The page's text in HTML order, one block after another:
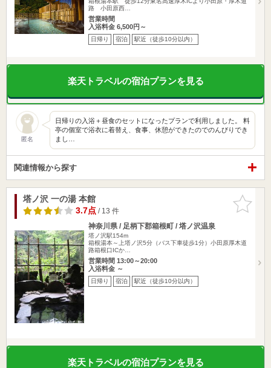
路 小田原西…
営業時間
入浴料金 6,500円～
日帰り 宿泊 駅近（徒歩10分以内）
楽天トラベルの宿泊プランを見る
匿名
日帰りの入浴＋昼食のセットになったプランで利用しました。 料
亭の個室で浴衣に着替え、食事、休憩ができたのでのんびりでき
まし…
関連情報から探す
お気に入
りに追加
塔ノ沢 一の湯 本館
3.7点/ 13 件
神奈川県 / 足柄下郡箱根町 / 塔ノ沢温泉
塔ノ沢駅154m
箱根湯本～上塔ノ沢5分（バス下車徒歩1分）小田原厚木道
路箱根口ICか…
営業時間 13:00～20:00
入浴料金 ～
日帰り 宿泊 駅近（徒歩10分以内）
楽天トラベルの宿泊プランを見る